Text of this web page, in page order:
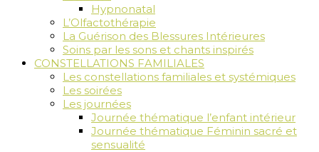
Hypnonatal
L’Olfactothérapie
La Guérison des Blessures Intérieures
Soins par les sons et chants inspirés
CONSTELLATIONS FAMILIALES
Les constellations familiales et systémiques
Les soirées
Les journées
Journée thématique l’enfant intérieur
Journée thématique Féminin sacré et
sensualité